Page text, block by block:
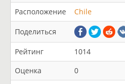
Расположение Chile
Поделиться
Рейтинг
1014
Оценка
0